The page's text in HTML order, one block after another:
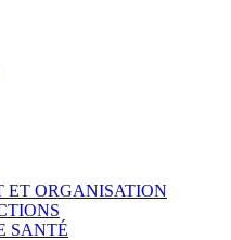
ET ORGANISATION
SANTÉ